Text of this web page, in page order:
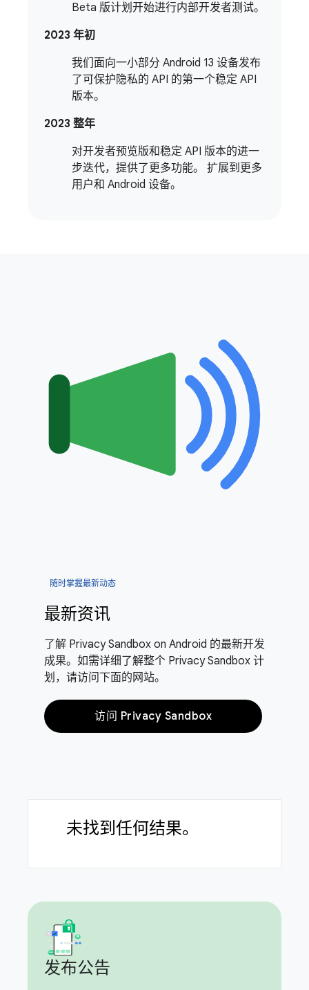
Beta 版计划开始进行内部开发者测试。
2023 年初
我们面向一小部分 Android 13 设备发布
了可保护隐私的 API 的第一个稳定 API
版本。
2023 整年
对开发者预览版和稳定 API 版本的进一
步迭代，提供了更多功能。 扩展到更多
用户和 Android 设备。
随时掌握最新动态
最新资讯
了解 Privacy Sandbox on Android 的最新开发
成果。如需详细了解整个 Privacy Sandbox 计
划，请访问下面的网站。
访问 Privacy Sandbox
未找到任何结果。
发布公告